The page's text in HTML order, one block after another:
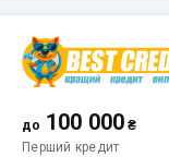
до 100 000 ₴
Перший кредит